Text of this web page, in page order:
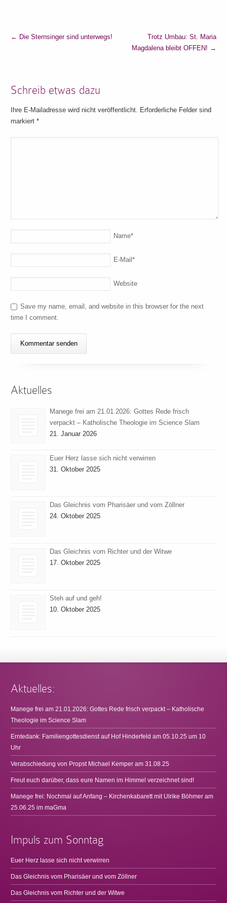
← Die Sternsinger sind unterwegs!
Trotz Umbau: St. Maria
Magdalena bleibt OFFEN! →
Schreib etwas dazu
Ihre E-Mailadresse wird nicht veröffentlicht. Erforderliche Felder sind
markiert*
Name*
E-Mail*
Website
Save my name, email, and website in this browser for the next
time I comment.
Aktuelles
Manege frei am 21.01.2026: Gottes Rede frisch
verpackt – Katholische Theologie im Science Slam
21. Januar 2026
Euer Herz lasse sich nicht verwirren
31. Oktober 2025
Das Gleichnis vom Pharisäer und vom Zöllner
24. Oktober 2025
Das Gleichnis vom Richter und der Witwe
17. Oktober 2025
Steh auf und geh!
10. Oktober 2025
Aktuelles:
Manege frei am 21.01.2026: Gottes Rede frisch verpackt – Katholische
Theologie im Science Slam
Erntedank: Familiengottesdienst auf Hof Hinderfeld am 05.10.25 um 10
Uhr
Verabschiedung von Propst Michael Kemper am 31.08.25
Freut euch darüber, dass eure Namen im Himmel verzeichnet sind!
Manege frei: Nochmal auf Anfang – Kirchenkabarett mit Ulrike Böhmer am
25.06.25 im maGma
Impuls zum Sonntag
Euer Herz lasse sich nicht verwirren
Das Gleichnis vom Pharisäer und vom Zöllner
Das Gleichnis vom Richter und der Witwe